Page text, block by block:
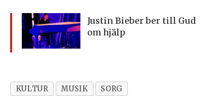
Justin Bieber ber till Gud
om hjälp
KULTUR MUSIK SORG